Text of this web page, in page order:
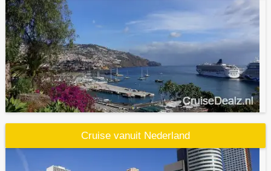
Cruise vanuit Nederland